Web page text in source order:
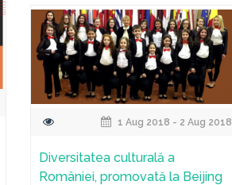
1 Aug 2018 - 2 Aug 2018
Diversitatea culturală a
României, promovată la Beijing